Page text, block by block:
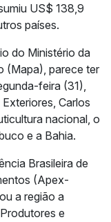
US$ 138,9
países.
do Ministério da
(Mapa), parece ter
feira (31),
Carlos
nacional, o
e a Bahia.
Brasileira de
(Apex-
a região a
e